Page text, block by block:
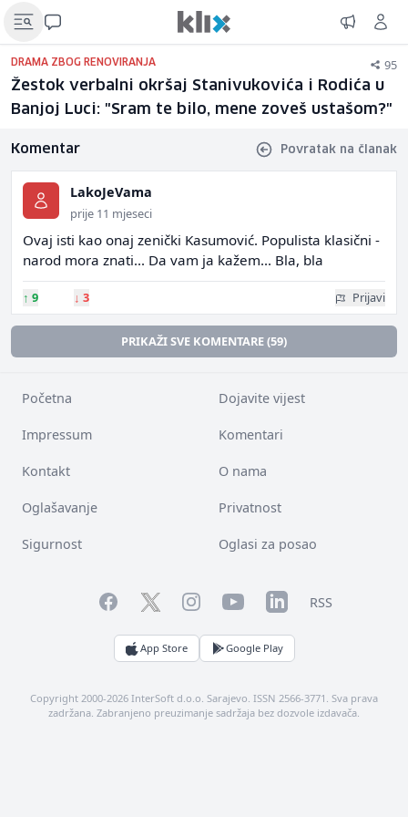
DRAMA ZBOG RENOVIRANJA 95
Žestok verbalni okršaj Stanivukovića i Rodića u
Banjoj Luci: "Sram te bilo, mene zoveš ustašom?"
Komentar Povratak na članak
LakoJeVama
prije 11 mjeseci
Ovaj isti kao onaj zenički Kasumović. Populista klasični -
narod mora znati... Da vam ja kažem... Bla, bla
↑ 9 ↓ 3 Prijavi
PRIKAŽI SVE KOMENTARE (59)
Početna Dojavite vijest
Impressum Komentari
Kontakt O nama
Oglašavanje Privatnost
Sigurnost Oglasi za posao
FacebookTwitterInstagramYouTubeLinkedInRSS
App Store Google Play
Copyright 2000-2026 InterSoft d.o.o. Sarajevo. ISSN 2566-3771. Sva prava
zadržana. Zabranjeno preuzimanje sadržaja bez dozvole izdavača.